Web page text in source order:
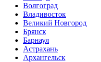
Волгоград
Владивосток
Великий Новгород
Брянск
Барнаул
Астрахань
Архангельск